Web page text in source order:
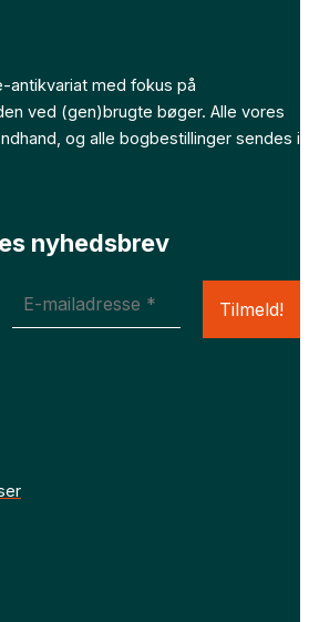
antikvariat med fokus på
ved (gen)brugte bøger. Alle vores
og alle bogbestillinger sendes i
nyhedsbrev